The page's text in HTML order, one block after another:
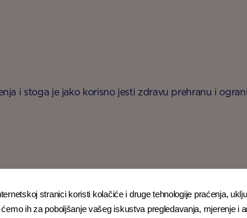
i stoga je jako korisno jesti zdravu prehranu i
stranici koristi kolačiće i druge tehnologije praćenja,
ih za poboljšanje vašeg iskustva pregledavanja, mjerenje i